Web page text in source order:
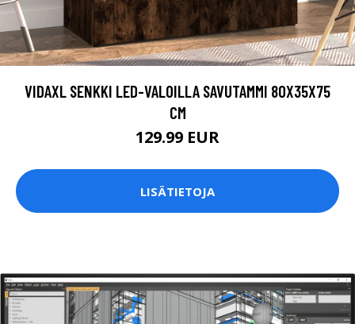
VIDAXL SENKKI LED-VALOILLA SAVUTAMMI 80X35X75
CM
129.99 EUR
LISÄTIETOJA